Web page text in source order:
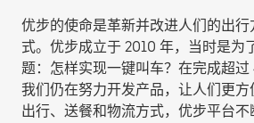
优步的使命是革新并改进人们的出
式。优步成立于 2010 年，当时是为
题：怎样实现一键叫车？在完成超过
我们仍在努力开发产品，让人们更
出行、送餐和物流方式，优步平台